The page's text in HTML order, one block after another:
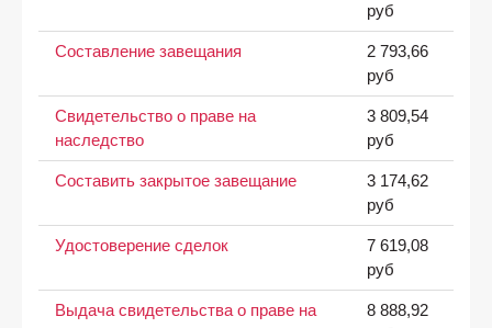
руб
Составление завещания
2 793,66
руб
Свидетельство о праве на
наследство
3 809,54
руб
Составить закрытое завещание
3 174,62
руб
Удостоверение сделок
7 619,08
руб
Выдача свидетельства о праве на
8 888,92